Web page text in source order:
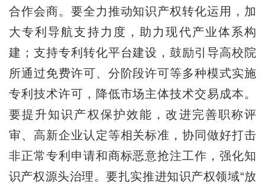
合作会商。要全力推动知识产权转化运用，加
大专利导航支持力度，助力现代产业体系构
建；支持专利转化平台建设，鼓励引导高校院
所通过免费许可、分阶段许可等多种模式实施
专利技术许可，降低市场主体技术交易成本。
要提升知识产权保护效能，改进完善职称评
审、高新企业认定等相关标准，协同做好打击
非正常专利申请和商标恶意抢注工作，强化知
识产权源头治理。要扎实推进知识产权领域“放